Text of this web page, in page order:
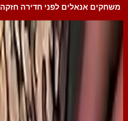
משחקים אנאלים לפני חדירה חזקה